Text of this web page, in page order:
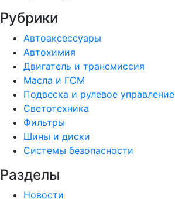
Рубрики
Автоаксессуары
Автохимия
Двигатель и трансмиссия
Масла и ГСМ
Подвеска и рулевое управление
Светотехника
Фильтры
Шины и диски
Системы безопасности
Разделы
Новости